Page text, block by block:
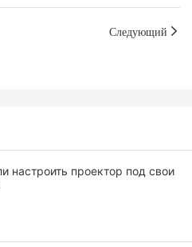
Следующий
настроить проектор под свои